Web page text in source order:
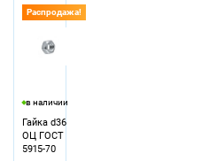
Распродажа!
в наличии
Гайка d36
ОЦ ГОСТ
5915-70